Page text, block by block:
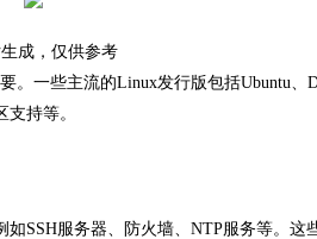
成，仅供参考
些主流的Linux发行版包括Ubuntu、
持等。
服务器、防火墙、NTP服务等。这